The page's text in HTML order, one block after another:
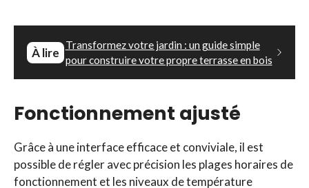
À lire
Transformez votre jardin : un guide simple
pour construire votre propre terrasse en bois
Fonctionnement ajusté
Grâce à une interface efficace et conviviale, il est
possible de régler avec précision les plages horaires de
fonctionnement et les niveaux de température